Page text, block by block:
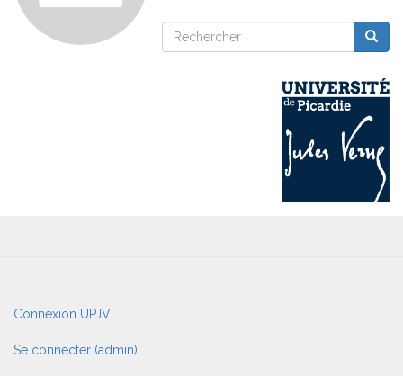
Rechercher
Rechercher
User
account
menu
Connexion UPJV
Se connecter (admin)